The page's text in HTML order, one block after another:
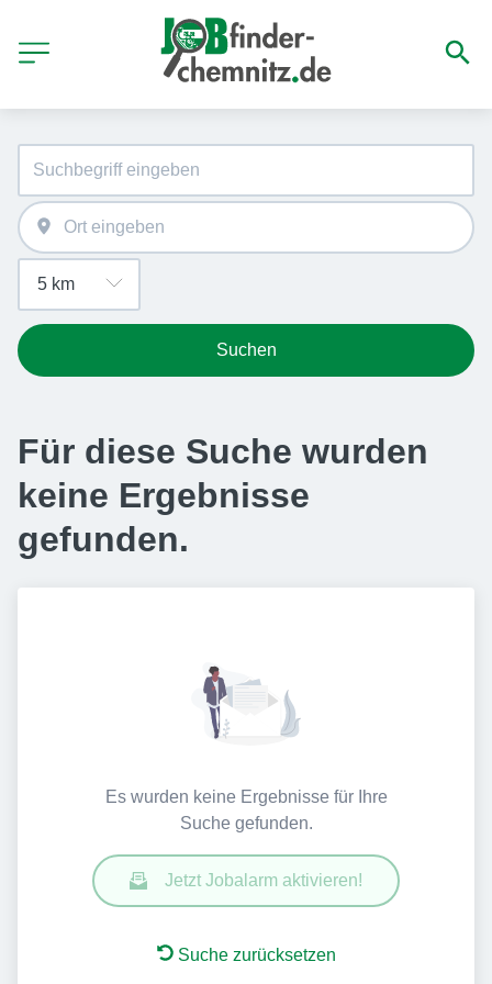
Suchen
Für diese Suche wurden
keine Ergebnisse
gefunden.
Es wurden keine Ergebnisse für Ihre
Suche gefunden.
Jetzt Jobalarm aktivieren!
Suche zurücksetzen